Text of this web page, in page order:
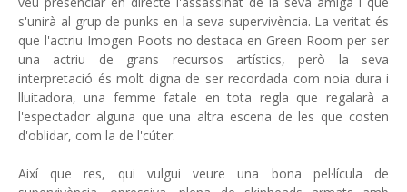
s'unirà al grup de punks en la seva supervivència. La veritat és
que l'actriu Imogen Poots no destaca en Green Room per ser
una actriu de grans recursos artístics, però la seva
interpretació és molt digna de ser recordada com noia dura i
lluitadora, una femme fatale en tota regla que regalarà a
l'espectador alguna que una altra escena de les que costen
d'oblidar, com la de l'cúter.
Així que res, qui vulgui veure una bona pel·lícula de